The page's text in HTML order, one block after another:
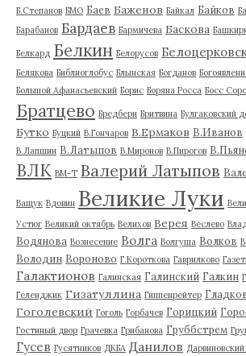
Б.Степанов БМО Баев Баженов Байкал Байков
Барабанов Бардаев Бармичева Баскова
Белкард Белкин Белорусов
Белякова Библиоглобус Блынская Богданов
Большой Афанасьевский Борис Боряна Росса Босс
Братцево Бредбери Бритвина Булгаковский
Бутко Буцкий В.Гончаров В.Ермаков В.Иванов
В.Лапшин В.Латыпов В.Миронов В.Пирогов
ВЛК ВМ-Т Валерий Латыпов
Ващук Вдовин Великие Луки
Устюг Великий октябрь Велихов Верея Веслево
Водянова Вознесение Волга Волгуша Волков
Володин Вороново Г.Короткова Гаврилково
Галактионов Галинская Галинский Галкин
Геленджик Гизатуллина Гиппенрейтер
Гоголевский Гоголь Горбачев Горицкий
Гостиный двор Грачевка Грибанова Груббстрем
Гусев Гусятников ДКБА Данилов